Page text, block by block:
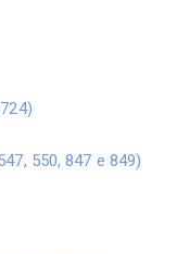
550, 847 e 849)